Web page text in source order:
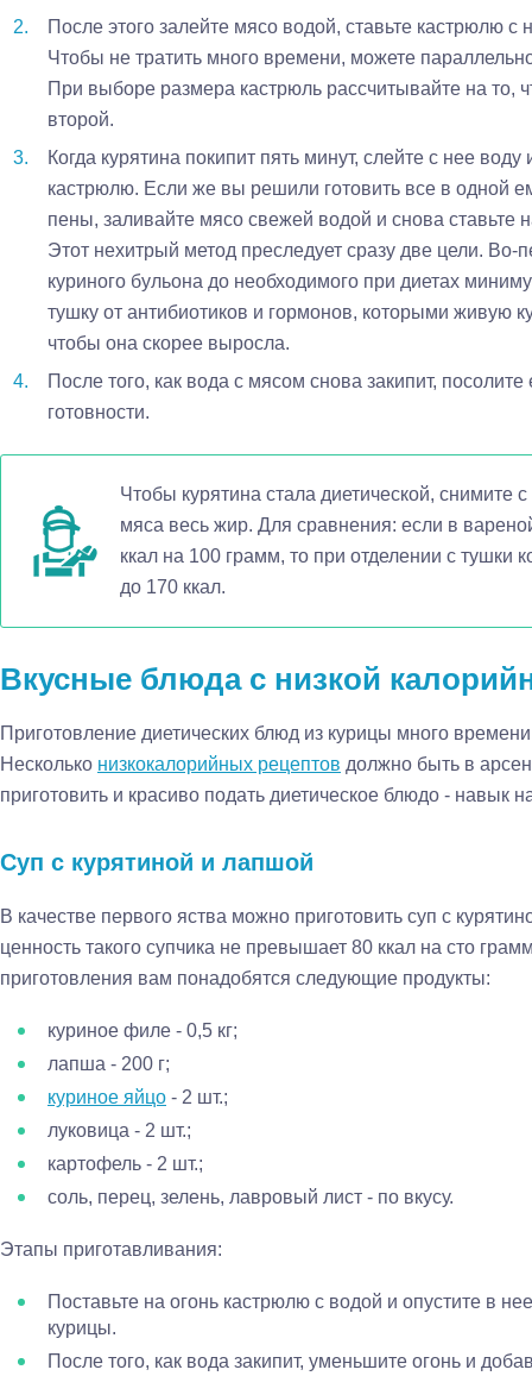
После этого залейте мясо водой, ставьте кастрюлю с
Чтобы не тратить много времени, можете
При выборе размера кастрюль рассчитывайте на то,
второй.
Когда курятина покипит пять минут, слейте с нее
кастрюлю. Если же вы решили готовить все в одной
пены, заливайте мясо свежей водой и снова ставьте
Этот нехитрый метод преследует сразу две цели. Во-
куриного бульона до необходимого при диетах
тушку от антибиотиков и гормонов, которыми живую
чтобы она скорее выросла.
После того, как вода с мясом снова закипит,
готовности.
Чтобы курятина стала диетической, снимите
мяса весь жир. Для сравнения: если в
ккал на 100 грамм, то при отделении с тушки
до 170 ккал.
Вкусные блюда с низкой
Приготовление диетических блюд из курицы много
Несколько низкокалорийных рецептов должно быть в
приготовить и красиво подать диетическое блюдо - навык
Суп с курятиной и лапшой
В качестве первого яства можно приготовить суп с
ценность такого супчика не превышает 80 ккал на сто
приготовления вам понадобятся следующие продукты:
куриное филе - 0,5 кг;
лапша - 200 г;
куриное яйцо - 2 шт.;
луковица - 2 шт.;
картофель - 2 шт.;
соль, перец, зелень, лавровый лист - по вкусу.
Этапы приготавливания:
Поставьте на огонь кастрюлю с водой и опустите в
курицы.
После того, как вода закипит, уменьшите огонь и